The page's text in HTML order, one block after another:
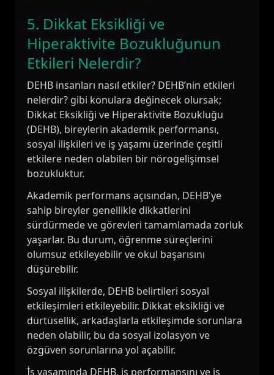
5. Dikkat Eksikliği ve
Hiperaktivite Bozukluğunun
Etkileri Nelerdir?
DEHB insanları nasıl etkiler? DEHB’nin etkileri
nelerdir? gibi konulara değinecek olursak;
Dikkat Eksikliği ve Hiperaktivite Bozukluğu
(DEHB), bireylerin akademik performansı,
sosyal ilişkileri ve iş yaşamı üzerinde çeşitli
etkilere neden olabilen bir nörogelişimsel
bozukluktur.
Akademik performans açısından, DEHB'ye
sahip bireyler genellikle dikkatlerini
sürdürmede ve görevleri tamamlamada zorluk
yaşarlar. Bu durum, öğrenme süreçlerini
olumsuz etkileyebilir ve okul başarısını
düşürebilir.
Sosyal ilişkilerde, DEHB belirtileri sosyal
etkileşimleri etkileyebilir. Dikkat eksikliği ve
dürtüsellik, arkadaşlarla etkileşimde sorunlara
neden olabilir, bu da sosyal izolasyon ve
özgüven sorunlarına yol açabilir.
İş yaşamında DEHB, iş performansını ve iş